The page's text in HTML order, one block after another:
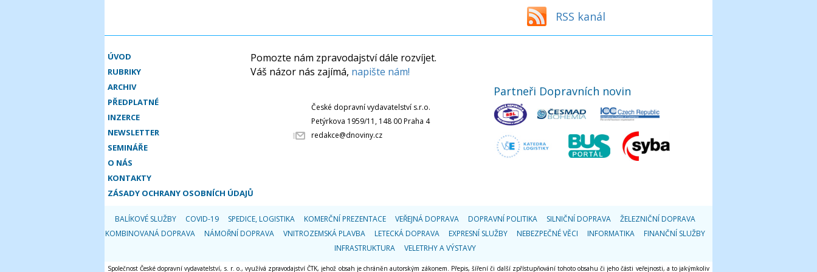
RSS kanál
ÚVOD
RUBRIKY
ARCHIV
PŘEDPLATNÉ
INZERCE
NEWSLETTER
SEMINÁŘE
O NÁS
KONTAKTY
ZÁSADY OCHRANY OSOBNÍCH ÚDAJŮ
Pomozte nám zpravodajství dále rozvíjet.
Váš názor nás zajímá, napište nám!
České dopravní vydavatelství s.r.o.
Petýrkova 1959/11, 148 00 Praha 4
redakce@dnoviny.cz
Partneři Dopravních novin
BALÍKOVÉ SLUŽBY COVID-19 SPEDICE, LOGISTIKA KOMERČNÍ PREZENTACE VEŘEJNÁ DOPRAVA DOPRAVNÍ POLITIKA SILNIČNÍ DOPRAVA
ŽELEZNIČNÍ DOPRAVA
KOMBINOVANÁ DOPRAVA
NÁMOŘNÍ DOPRAVA VNITROZEMSKÁ PLAVBA LETECKÁ DOPRAVA EXPRESNÍ SLUŽBY NEBEZPEČNÉ VĚCI INFORMATIKA
FINANČNÍ SLUŽBY
INFRASTRUKTURA
VELETRHY A VÝSTAVY
Společnost České dopravní vydavatelství, s. r. o., využívá zpravodajství ČTK, jehož obsah je chráněn autorským zákonem. Přepis, šíření či další zpřístupňování tohoto obsahu či jeho části veřejnosti, a to jakýmkoliv